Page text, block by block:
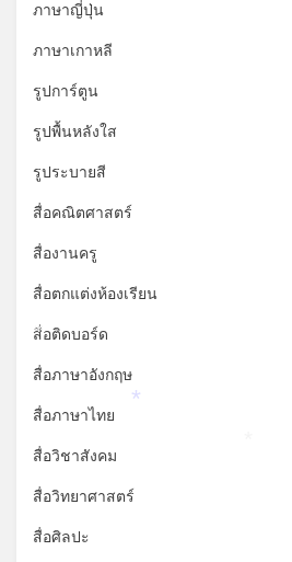
ภาษาญี่ปุ่น
ภาษาเกาหลี
รูปการ์ตูน
รูปพื้นหลังใส
รูประบายสี
สื่อคณิตศาสตร์
สื่องานครู
สื่อตกแต่งห้องเรียน
สื่อติดบอร์ด
สื่อภาษาอังกฤษ
สื่อภาษาไทย
สื่อวิชาสังคม
สื่อวิทยาศาสตร์
สื่อศิลปะ
*
*